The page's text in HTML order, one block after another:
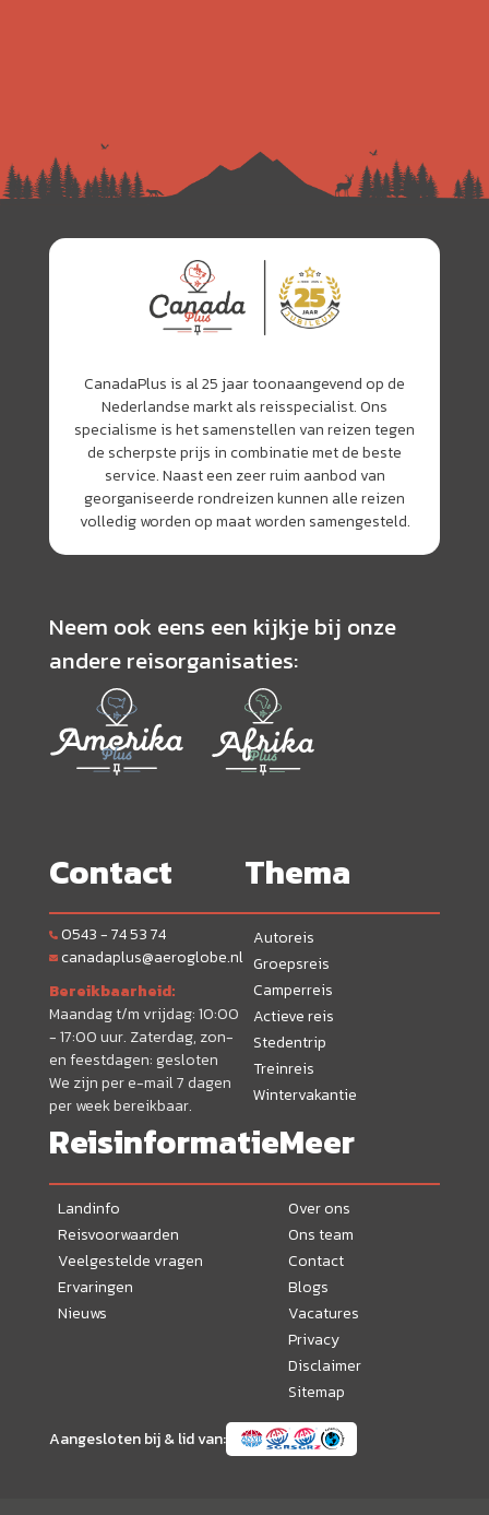
CanadaPlus is al 25 jaar toonaangevend op de
Nederlandse markt als reisspecialist. Ons
specialisme is het samenstellen van reizen tegen
de scherpste prijs in combinatie met de beste
service. Naast een zeer ruim aanbod van
georganiseerde rondreizen kunnen alle reizen
volledig worden op maat worden samengesteld.
Neem ook eens een kijkje bij onze
andere reisorganisaties:
Contact
0543 - 74 53 74
canadaplus@aeroglobe.nl
Bereikbaarheid:
Maandag t/m vrijdag: 10:00
- 17:00 uur. Zaterdag, zon-
en feestdagen: gesloten
We zijn per e-mail 7 dagen
per week bereikbaar.
Thema
Autoreis
Groepsreis
Camperreis
Actieve reis
Stedentrip
Treinreis
Wintervakantie
Reisinformatie
Landinfo
Reisvoorwaarden
Veelgestelde vragen
Ervaringen
Nieuws
Meer
Over ons
Ons team
Contact
Blogs
Vacatures
Privacy
Disclaimer
Sitemap
Aangesloten bij & lid van: